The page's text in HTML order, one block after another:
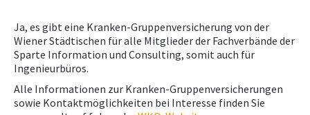
Ja, es gibt eine Kranken-Gruppenversicherung von der
Wiener Städtischen für alle Mitglieder der Fachverbände der
Sparte Information und Consulting, somit auch für
Ingenieurbüros.
Alle Informationen zur Kranken-Gruppenversicherungen
sowie Kontaktmöglichkeiten bei Interesse finden Sie